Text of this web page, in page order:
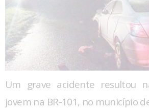
Um grave acidente resultou
jovem na BR-101, no município